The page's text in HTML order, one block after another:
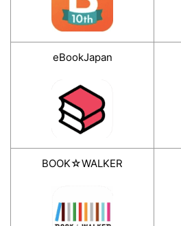
eBookJapan
BOOK☆WALKER